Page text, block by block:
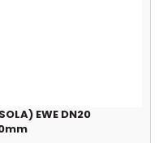
EWE DN20